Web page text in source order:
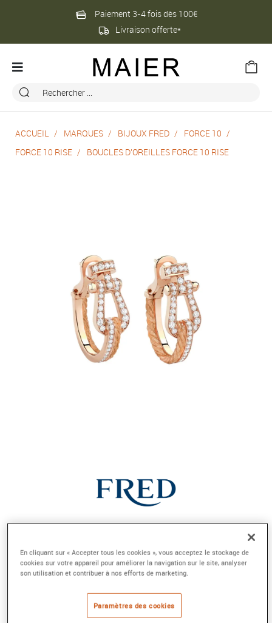
Paiement 3-4 fois dès 100€
Livraison offerte*
ACCUEIL MARQUES BIJOUX FRED
FORCE 10
FORCE 10 RISE
BOUCLES D'OREILLES FORCE 10 RISE
BOUCLES D'OREILLES FORCE 10 RISE
Grand modèle or rose 750/1000e pavé
Référence :8B0343
Collection :FORCE 10 RISE
En cliquant sur « Accepter tous les cookies », vous acceptez le stockage de
cookies sur votre appareil pour améliorer la navigation sur le site, analyser
son utilisation et contribuer à nos efforts de marketing.
Paramètres des cookies